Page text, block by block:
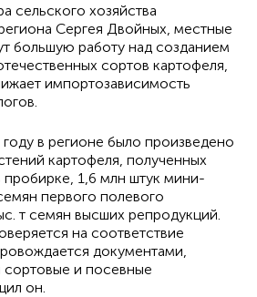
сельского хозяйства
Сергея Двойных, местные
большую работу над созданием
сортов картофеля,
импортозависимость
в регионе было произведено
картофеля, полученных
1,6 млн штук мини-
первого полевого
т семян высших репродукций.
на соответствие
документами,
и посевные
он.